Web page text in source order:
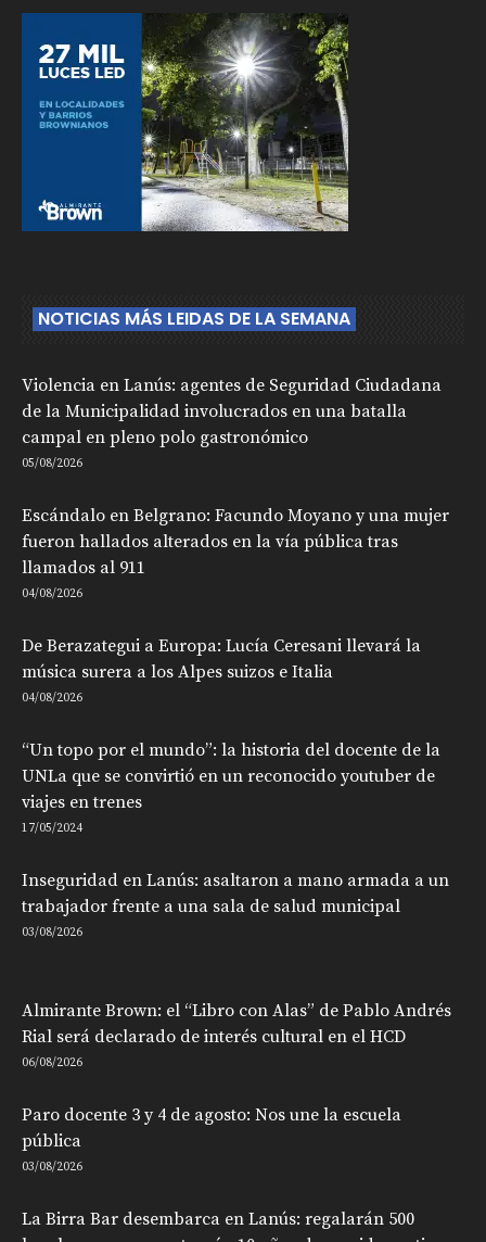
NOTICIAS MÁS LEIDAS DE LA SEMANA
Violencia en Lanús: agentes de Seguridad Ciudadana
de la Municipalidad involucrados en una batalla
campal en pleno polo gastronómico
05/08/2026
Escándalo en Belgrano: Facundo Moyano y una mujer
fueron hallados alterados en la vía pública tras
llamados al 911
04/08/2026
De Berazategui a Europa: Lucía Ceresani llevará la
música surera a los Alpes suizos e Italia
04/08/2026
“Un topo por el mundo”: la historia del docente de la
UNLa que se convirtió en un reconocido youtuber de
viajes en trenes
17/05/2024
Inseguridad en Lanús: asaltaron a mano armada a un
trabajador frente a una sala de salud municipal
03/08/2026
Almirante Brown: el “Libro con Alas” de Pablo Andrés
Rial será declarado de interés cultural en el HCD
06/08/2026
Paro docente 3 y 4 de agosto: Nos une la escuela
pública
03/08/2026
La Birra Bar desembarca en Lanús: regalarán 500